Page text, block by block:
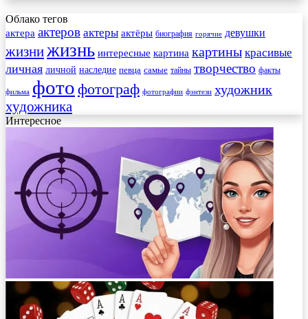
Облако тегов
актера актеров актеры актёры биография горячие девушки
жизнижизнь интересные картина картины красивые
личная личной наследие певца самые тайны творчество факты
фильма фото фотограф фотографии фэнтези художник
художника
Интересное